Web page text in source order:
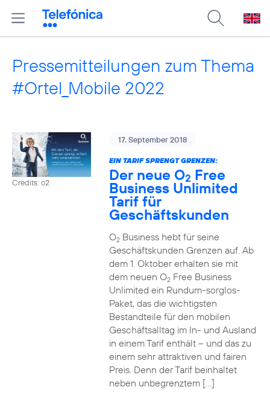
Pressemitteilungen zum Thema
#Ortel_Mobile 2022
Credits: o2
17. September 2018
EIN TARIF SPRENGT GRENZEN:
Der neue O2 Free
Business Unlimited
Tarif für
Geschäftskunden
O2Business hebt für seine
Geschäftskunden Grenzen auf. Ab
dem 1. Oktober erhalten sie mit
dem neuen O2Free Business
Unlimited ein Rundum-sorglos-
Paket, das die wichtigsten
Bestandteile für den mobilen
Geschäftsalltag im In- und Ausland
in einem Tarif enthält – und das zu
einem sehr attraktiven und fairen
Preis. Denn der Tarif beinhaltet
neben unbegrenztem […]